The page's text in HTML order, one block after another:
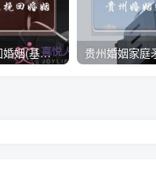
基督徒出轨怎么挽回婚姻(基督徒面对出轨婚姻)